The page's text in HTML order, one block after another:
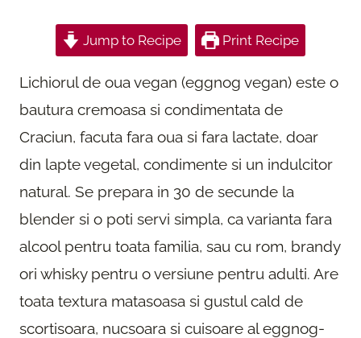
Jump to Recipe Print Recipe
Lichiorul de oua vegan (eggnog vegan) este o
bautura cremoasa si condimentata de
Craciun, facuta fara oua si fara lactate, doar
din lapte vegetal, condimente si un indulcitor
natural. Se prepara in 30 de secunde la
blender si o poti servi simpla, ca varianta fara
alcool pentru toata familia, sau cu rom, brandy
ori whisky pentru o versiune pentru adulti. Are
toata textura matasoasa si gustul cald de
scortisoara, nucsoara si cuisoare al eggnog-